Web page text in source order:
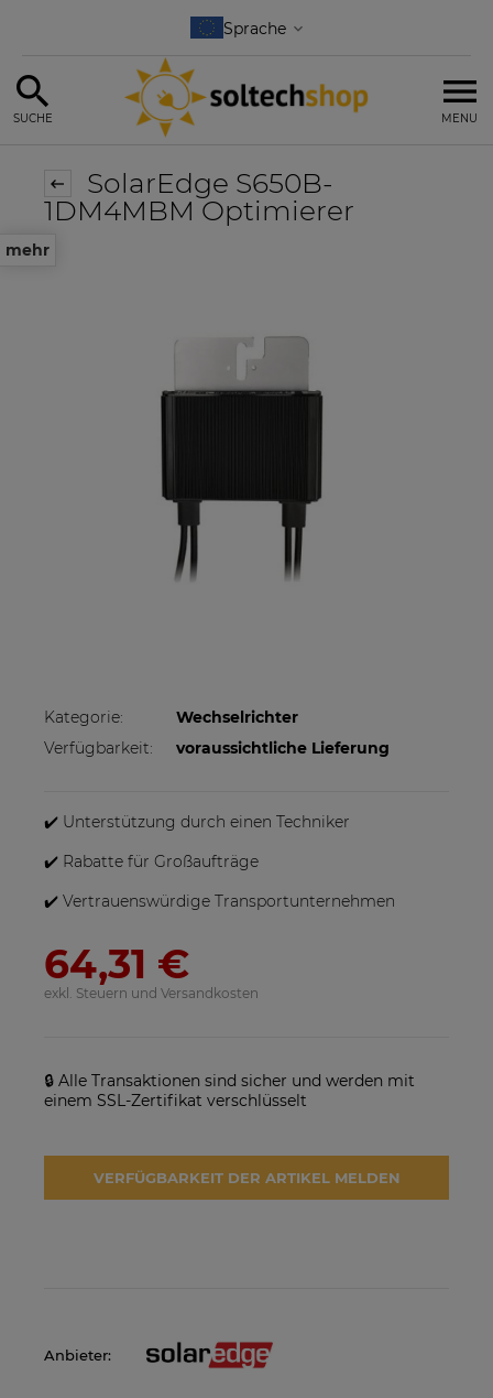
MENU
SUCHE
ARTIKEL MELDEN
mehr
SolarEdge S650B-
1DM4MBM Optimierer
Kategorie:
Wechselrichter
Verfügbarkeit:
voraussichtliche Lieferung
✔️ Unterstützung durch einen Techniker
✔️ Rabatte für Großaufträge
✔️ Vertrauenswürdige Transportunternehmen
64,31 €
exkl. Steuern und Versandkosten
🔒 Alle Transaktionen sind sicher und werden mit
einem SSL-Zertifikat verschlüsselt
VERFÜGBARKEIT DER ARTIKEL MELDEN
Anbieter: